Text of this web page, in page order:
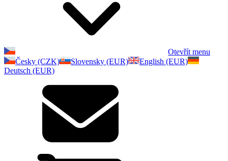
Otevřít menu
Česky (CZK)
Slovensky (EUR)
English (EUR)
Deutsch (EUR)